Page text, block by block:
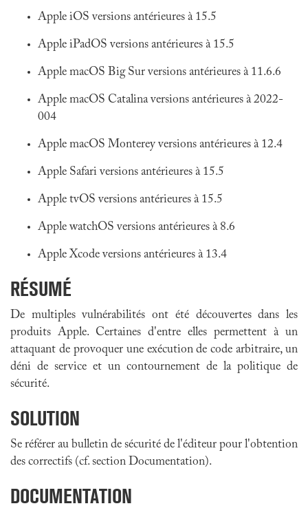
Apple iOS versions antérieures à 15.5
Apple iPadOS versions antérieures à 15.5
Apple macOS Big Sur versions antérieures à 11.6.6
Apple macOS Catalina versions antérieures à 2022-
004
Apple macOS Monterey versions antérieures à 12.4
Apple Safari versions antérieures à 15.5
Apple tvOS versions antérieures à 15.5
Apple watchOS versions antérieures à 8.6
Apple Xcode versions antérieures à 13.4
RÉSUMÉ
De multiples vulnérabilités ont été découvertes dans les
produits Apple. Certaines d'entre elles permettent à un
attaquant de provoquer une exécution de code arbitraire, un
déni de service et un contournement de la politique de
sécurité.
SOLUTION
Se référer au bulletin de sécurité de l'éditeur pour l'obtention
des correctifs (cf. section Documentation).
DOCUMENTATION